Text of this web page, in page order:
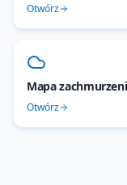
Otwórz
Mapa
Otwórz